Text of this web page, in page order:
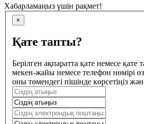
Хабарламаңыз үшін рақмет!
×
Қате тапты?
Берілген ақпаратта қате немесе қате
мекен-жайы немесе телефон нөмірі
оны төмендегі пішінде көрсетіңіз